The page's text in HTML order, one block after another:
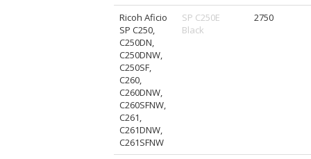
Ricoh Aficio
SP C250,
C250DN,
C250DNW,
C250SF,
C260,
C260DNW,
C260SFNW,
C261,
C261DNW,
C261SFNW
SP C250E
Black
2750